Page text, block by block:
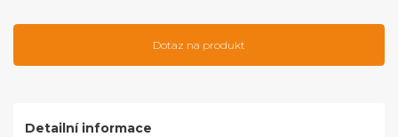
Dotaz na produkt
Detailní informace